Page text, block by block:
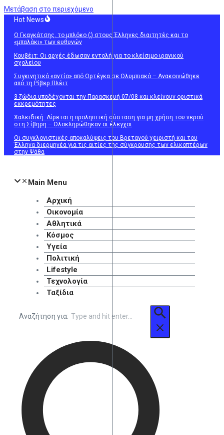
Μετάβαση στο περιεχόμενο
Hot News
Ο Γκαγκάτσης, το μπλόκο (;) στους Έλληνες διαιτητές και το
«μπαλάκι» των ευθυνών
Κουβέιτ: Οι αρχές έδωσαν εντολή για το κλείσιμο ιρανικού
σχολείου
Συγκινητικό «αντίο» από Ορτέγκα σε Ολυμπιακό – Ανακοινώθηκε
από τη Ρίβερ Πλέιτ
3 ζώδια υποδέχονται την Παρασκευή 07/08 και κλείνουν οριστικά
εκκρεμότητες
Χαλκιδική: Αίρεται η προληπτική σύσταση για μη χρήση του νερού
στη Σίβηρη – Ολοκληρώθηκαν οι έλεγχοι
Οι συγκλονιστικές αποκαλύψεις του Βρετανού χειριστή και του
Έλληνα διερμηνέα για τις αιτίες της σύγκρουσης των ελικοπτέρων
στην Ψάθα
Main Menu
Αρχική
Οικονομία
Αθλητικά
Κόσμος
Υγεία
Πολιτική
Lifestyle
Τεχνολογία
Ταξίδια
Αναζήτηση για: